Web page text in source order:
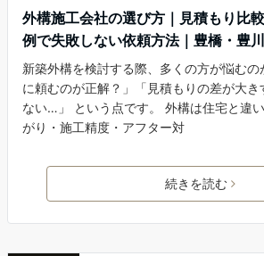
外構施工会社の選び方｜見積もり比
例で失敗しない依頼方法｜豊橋・豊
新築外構を検討する際、多くの方が悩む
に頼むのが正解？」「見積もりの差が大き
ない…」 という点です。 外構は住宅と違
がり・施工精度・アフター対
続きを読む